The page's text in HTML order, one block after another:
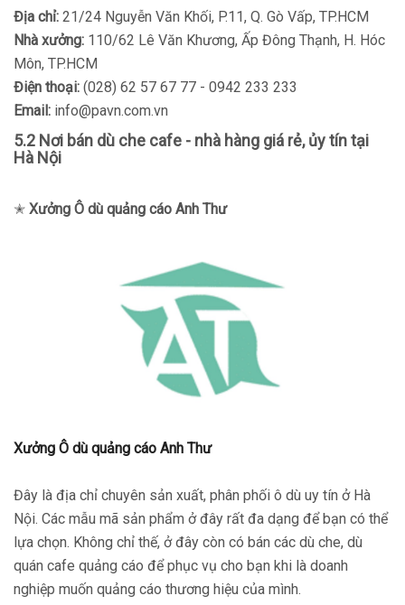
Địa chỉ: 21/24 Nguyễn Văn Khối, P.11, Q. Gò Vấp, TP.HCM
Nhà xưởng: 110/62 Lê Văn Khương, Ấp Đông Thạnh, H. Hóc
Môn, TP.HCM
Điện thoại: (028) 62 57 67 77 - 0942 233 233
Email: info@pavn.com.vn
5.2 Nơi bán dù che cafe - nhà hàng giá rẻ, ủy tín tại
Hà Nội
✭ Xưởng Ô dù quảng cáo Anh Thư
Xưởng Ô dù quảng cáo Anh Thư
Đây là địa chỉ chuyên sản xuất, phân phối ô dù uy tín ở Hà
Nội. Các mẫu mã sản phẩm ở đây rất đa dạng để bạn có thể
lựa chọn. Không chỉ thế, ở đây còn có bán các dù che, dù
quán cafe quảng cáo để phục vụ cho bạn khi là doanh
nghiệp muốn quảng cáo thương hiệu của mình.